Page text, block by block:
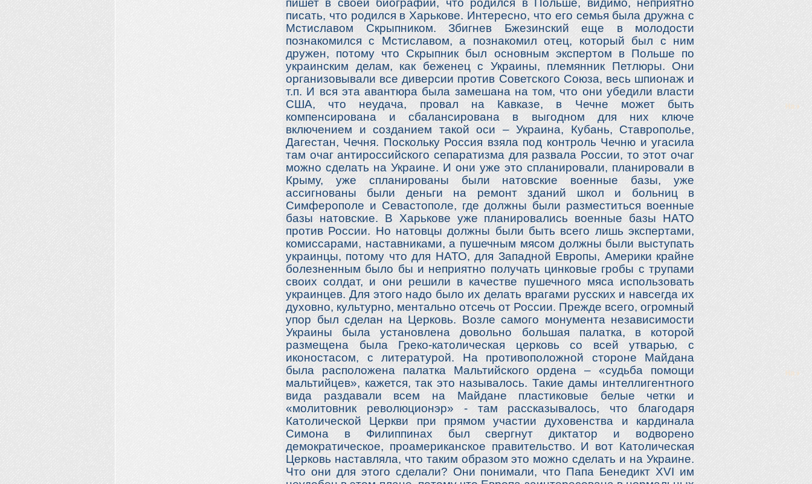
пишет в своей биографии, что родился в Польше, видимо, неприятно
писать, что родился в Харькове. Интересно, что его семья была дружна с
Мстиславом Скрыпником. Збигнев Бжезинский еще в молодости
познакомился с Мстиславом, а познакомил отец, который был с ним
дружен, потому что Скрыпник был основным экспертом в Польше по
украинским делам, как беженец с Украины, племянник Петлюры. Они
организовывали все диверсии против Советского Союза, весь шпионаж и
т.п. И вся эта авантюра была замешана на том, что они убедили власти
США, что неудача, провал на Кавказе, в Чечне может быть
компенсирована и сбалансирована в выгодном для них ключе
включением и созданием такой оси – Украина, Кубань, Ставрополье,
Дагестан, Чечня. Поскольку Россия взяла под контроль Чечню и угасила
там очаг антироссийского сепаратизма для развала России, то этот очаг
можно сделать на Украине. И они уже это спланировали, планировали в
Крыму, уже спланированы были натовские военные базы, уже
ассигнованы были деньги на ремонт зданий школ и больниц в
Симферополе и Севастополе, где должны были разместиться военные
базы натовские. В Харькове уже планировались военные базы НАТО
против России. Но натовцы должны были быть всего лишь экспертами,
комиссарами, наставниками, а пушечным мясом должны были выступать
украинцы, потому что для НАТО, для Западной Европы, Америки крайне
болезненным было бы и неприятно получать цинковые гробы с трупами
своих солдат, и они решили в качестве пушечного мяса использовать
украинцев. Для этого надо было их делать врагами русских и навсегда их
духовно, культурно, ментально отсечь от России. Прежде всего, огромный
упор был сделан на Церковь. Возле самого монумента независимости
Украины была установлена довольно большая палатка, в которой
размещена была Греко-католическая церковь со всей утварью, с
иконостасом, с литературой. На противоположной стороне Майдана
была расположена палатка Мальтийского ордена – «судьба помощи
мальтийцев», кажется, так это называлось. Такие дамы интеллигентного
вида раздавали всем на Майдане пластиковые белые четки и
«молитовник революционэр» - там рассказывалось, что благодаря
Католической Церкви при прямом участии духовенства и кардинала
Симона в Филиппинах был свергнут диктатор и водворено
демократическое, проамериканское правительство. И вот Католическая
Церковь наставляла, что таким образом это можно сделать и на Украине.
Что они для этого сделали? Они понимали, что Папа БенедиктXVIим